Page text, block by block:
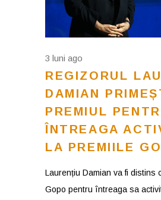
3 luni ago
REGIZORUL
DAMIAN
PREMIUL
ÎNTREAGA
LA PREMIILE
Laurențiu Damian va fi distins
Gopo pentru întreaga sa